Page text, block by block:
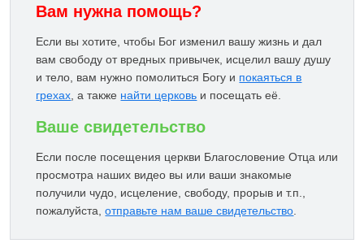
Вам нужна помощь?
Если вы хотите, чтобы Бог изменил вашу жизнь и дал
вам свободу от вредных привычек, исцелил вашу душу
и тело, вам нужно помолиться Богу и покаяться в
грехах , а также найти церковь и посещать её.
Ваше свидетельство
Если после посещения церкви Благословение Отца или
просмотра наших видео вы или ваши знакомые
получили чудо, исцеление, свободу, прорыв и т.п.,
пожалуйста,отправьте нам ваше свидетельство